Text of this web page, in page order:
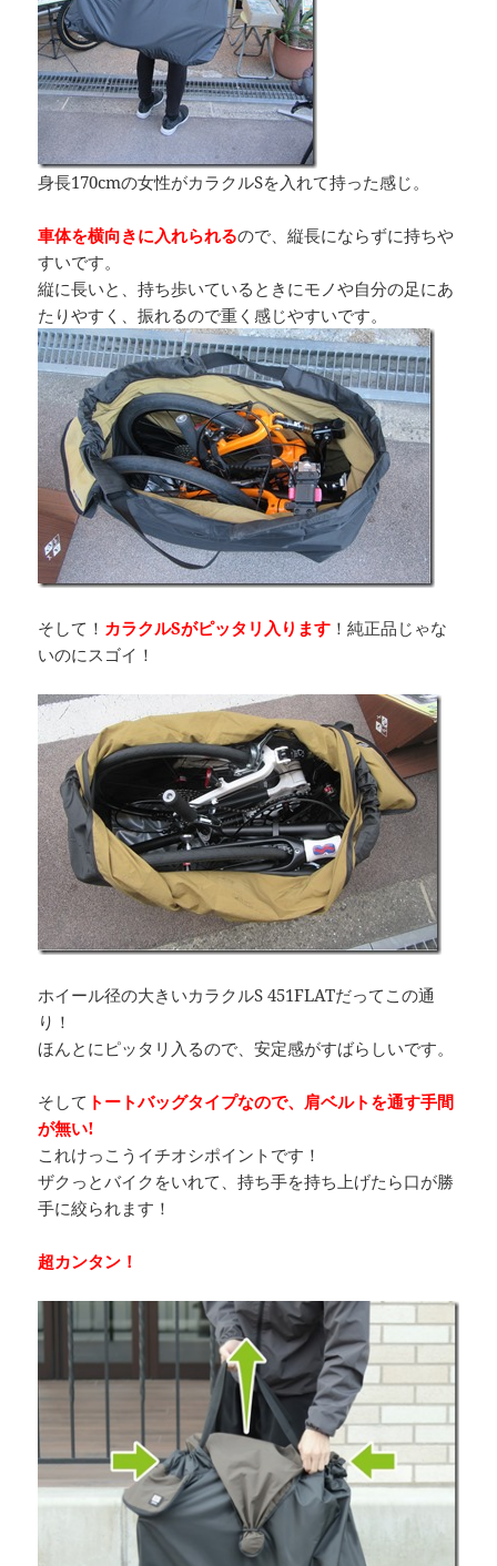
身長170cmの女性がカラクルSを入れて持った感じ。
車体を横向きに入れられるので、縦長にならずに持ちや
すいです。
縦に長いと、持ち歩いているときにモノや自分の足にあ
たりやすく、振れるので重く感じやすいです。
そして！ カラクルSがピッタリ入ります ！純正品じゃな
いのにスゴイ！
ホイール径の大きいカラクルS 451FLATだってこの通
り！
ほんとにピッタリ入るので、安定感がすばらしいです。
そして トートバッグタイプなので、肩ベルトを通す手間
が無い!
これけっこうイチオシポイントです！
ザクっとバイクをいれて、持ち手を持ち上げたら口が勝
手に絞られます！
超カンタン！